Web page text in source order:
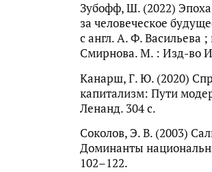
Зубофф, Ш. (2022)
за человеческое
с англ. А. Ф. Васильева
Смирнова. М. : Изд-во
Канарш, Г. Ю. (2020)
капитализм: Пути
Ленанд. 304 с.
Соколов, Э. В. (2003)
Доминанты
102–122.